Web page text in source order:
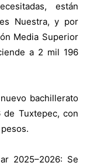
están
Nuestra, y por
Media Superior
a 2 mil 196
bachillerato
de Tuxtepec, con
2025–2026: Se